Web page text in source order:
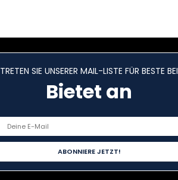
TRETEN SIE UNSERER MAIL-LISTE FÜR BESTE BEI
Bietet an